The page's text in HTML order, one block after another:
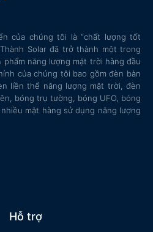
của chúng tôi là “chất lượng tốt
Solar đã trở thành một trong
phẩm năng lượng mặt trời hàng đầu
của chúng tôi bao gồm đèn bàn
liền thể năng lượng mặt trời, đèn
bóng trụ tường, bóng UFO, bóng
mặt hàng sử dụng năng lượng
Hỗ trợ